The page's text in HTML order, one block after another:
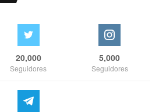
20,000
Seguidores
5,000
Seguidores